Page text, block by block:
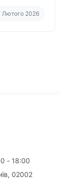
Лютого 2026
- 18:00
02002